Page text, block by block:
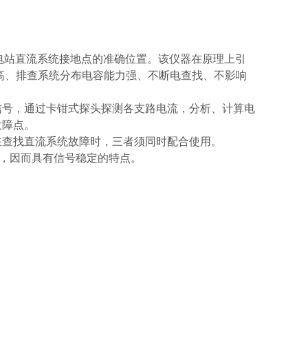
直流系统接地点的准确位置。该仪器在原理上引
排查系统分布电容能力强、不断电查找、不影响
，通过卡钳式探头探测各支路电流，分析、计算电
点。
找直流系统故障时，三者须同时配合使用。
因而具有信号稳定的特点。